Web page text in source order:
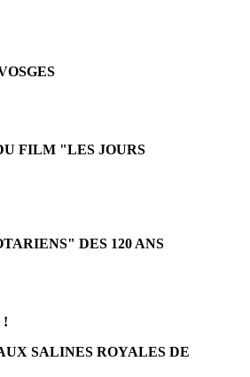
FILM "LES JOURS
DES 120 ANS
!
SALINES ROYALES DE